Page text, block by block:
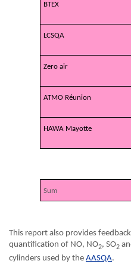
BTEX
LCSQA
Zero air
ATMO Réunion
HAWA Mayotte
Sum
This report also provides
quantification of NO, NO2, SO2
cylinders used by the AASQA.